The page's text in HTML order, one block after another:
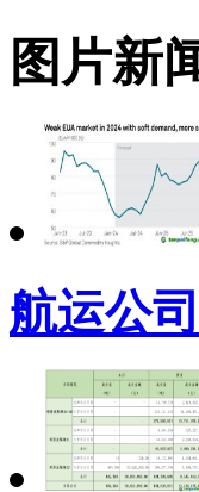
图片新
航运公